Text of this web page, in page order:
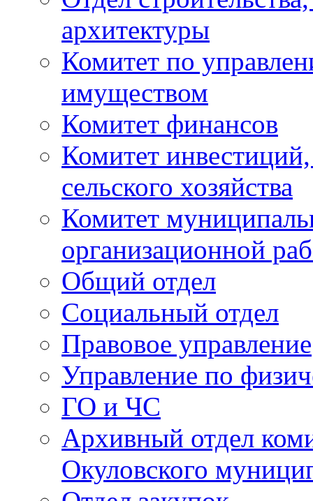
архитектуры
Комитет по
имуществом
Комитет финансов
Комитет
сельского хозяйства
Комитет
организационной
Общий отдел
Социальный отдел
Правовое управление
Управление по
ГО и ЧС
Архивный отдел
Окуловского